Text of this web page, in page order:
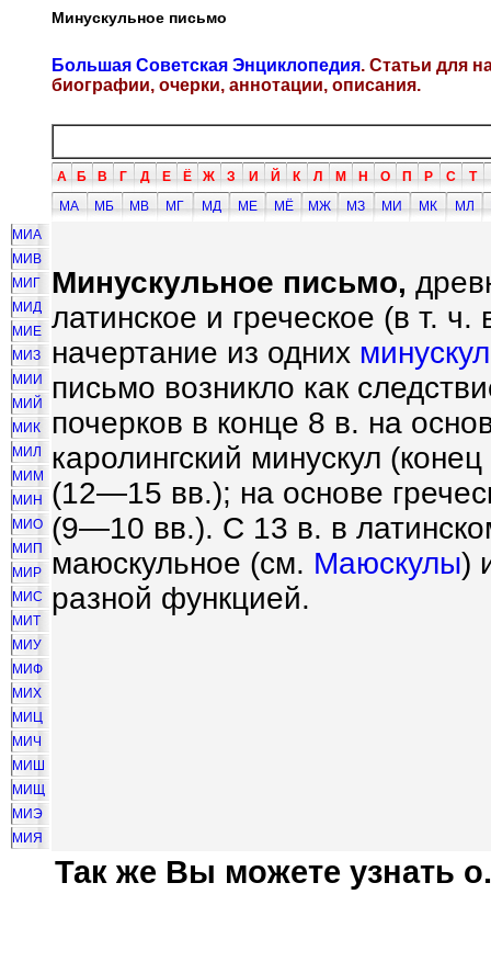
Минускульное письмо
Большая Советская Энциклопедия. Статьи для
биографии, очерки, аннотации, описания.
А Б В Г Д Е Ё Ж З И Й К Л М Н О П Р С Т
МА
МБ МВ МГ МД МЕ МЁ МЖ МЗ МИ МК МЛ
МИА
МИВ
МИГ
МИД
МИЕ
МИЗ
МИИ
МИЙ
МИК
МИЛ
МИМ
МИН
МИО
МИП
МИР
МИС
МИТ
МИУ
МИФ
МИХ
МИЦ
МИЧ
МИШ
МИЩ
МИЭ
МИЯ
Минускульное письмо,
латинское и греческое (в т.
начертание из одних минускул
письмо возникло как
почерков в конце 8 в. на
каролингский минускул
(12—15 вв.); на основе
(9—10 вв.). С 13 в. в
маюскульное (см. Маюскулы)
разной функцией.
Так же Вы можете узнать